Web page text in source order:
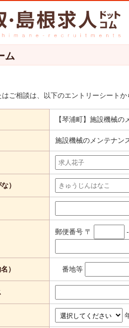
ム
ご相談は、以下のエントリーシート
【琴浦町】施設機械
施設機械のメンテナン
）
郵便番号 〒 -
） 番地等